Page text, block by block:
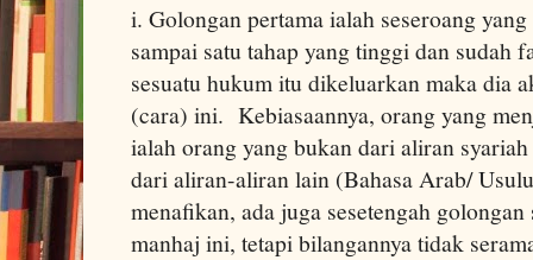
i. Golongan pertama ialah seseroang
sampai satu tahap yang tinggi dan sudah
sesuatu hukum itu dikeluarkan maka dia
(cara) ini. Kebiasaannya, orang yang
ialah orang yang bukan dari aliran
dari aliran-aliran lain (Bahasa Arab/
menafikan, ada juga sesetengah
manhaj ini, tetapi bilangannya tidak